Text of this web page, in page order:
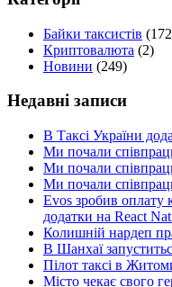
Байки таксистів
Криптовалюта (2)
Новини (249)
Недавні записи
В Таксі України
Ми почали
Ми почали
Ми почали
Evos зробив
додатки на React
Колишній нардеп
В Шанхаї
Пілот таксі в
Місто чекає свого